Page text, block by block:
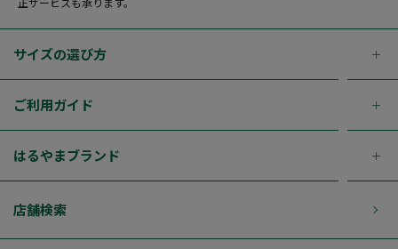
サイズの選び方
ご利用ガイド
はるやまブランド
店舗検索